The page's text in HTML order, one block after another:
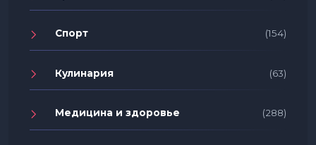
Спорт (154)
Кулинария (63)
Медицина и здоровье (288)